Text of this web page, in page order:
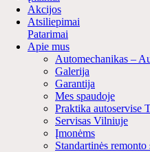
Akcijos
Atsiliepimai
Patarimai
Apie mus
Automechanikas –
Galerija
Garantija
Mes spaudoje
Praktika autoservise
Servisas Vilniuje
Įmonėms
Standartinės remonto